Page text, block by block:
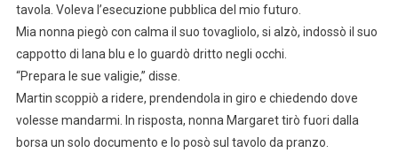
tavola. Voleva l’esecuzione pubblica del mio futuro.
Mia nonna piegò con calma il suo tovagliolo, si alzò, indossò il suo
cappotto di lana blu e lo guardò dritto negli occhi.
“Prepara le sue valigie,” disse.
Martin scoppiò a ridere, prendendola in giro e chiedendo dove
volesse mandarmi. In risposta, nonna Margaret tirò fuori dalla
borsa un solo documento e lo posò sul tavolo da pranzo.